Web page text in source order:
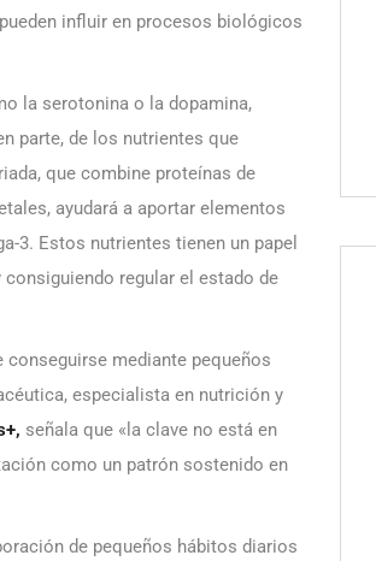
influir en procesos biológicos
la serotonina o la dopamina,
parte, de los nutrientes que
que combine proteínas de
ayudará a aportar elementos
3. Estos nutrientes tienen un papel
regular el estado de
mediante pequeños
especialista en nutrición y
señala que «la clave no está en
como un patrón sostenido en
de pequeños hábitos diarios